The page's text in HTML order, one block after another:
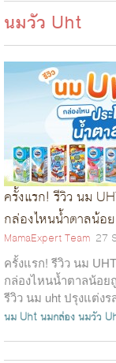
นมวัว Uht
ครั้งแรก! รีวิว นม
กล่องไหนน้ำตาลน้อ
MamaExpert Team 27
ครั้งแรก! รีวิว นม
กล่องไหนน้ำตาลน้อย
รีวิว นม uht ปรุงแต่ง
นม Uhtนมกล่องนมวัว